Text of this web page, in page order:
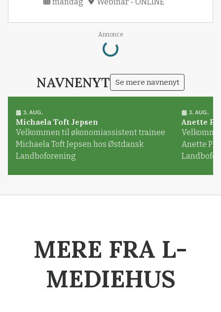
Annonce
Loading...
NAVNENYT Se mere navnenyt
3. AUG.
Michaela Toft Jepsen
Velkommen til økonomiassistent trainee
Michaela Toft Jepsen hos Østdansk
Landboforening
3. AUG.
Anette
Anette
MERE FRA L-
MEDIEHUS